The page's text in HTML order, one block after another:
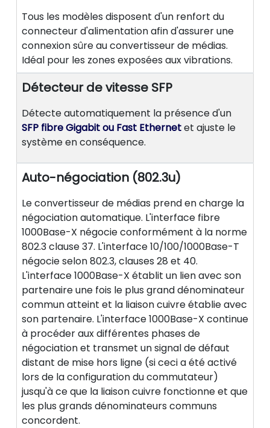
Tous les modèles disposent d'un renfort du
connecteur d'alimentation afin d'assurer une
connexion sûre au convertisseur de médias.
Idéal pour les zones exposées aux vibrations.
Détecteur de vitesse SFP
Détecte automatiquement la présence d'un
SFP fibre Gigabit ou Fast Ethernetet ajuste le
système en conséquence.
Auto-négociation (802.3u)
Le convertisseur de médias prend en charge la
négociation automatique. L'interface fibre
1000Base-X négocie conformément à la norme
802.3 clause 37. L'interface 10/100/1000Base-T
négocie selon 802.3, clauses 28 et 40.
L'interface 1000Base-X établit un lien avec son
partenaire une fois le plus grand dénominateur
commun atteint et la liaison cuivre établie avec
son partenaire. L'interface 1000Base-X continue
à procéder aux différentes phases de
négociation et transmet un signal de défaut
distant de mise hors ligne (si ceci a été activé
lors de la configuration du commutateur)
jusqu'à ce que la liaison cuivre fonctionne et que
les plus grands dénominateurs communs
concordent.